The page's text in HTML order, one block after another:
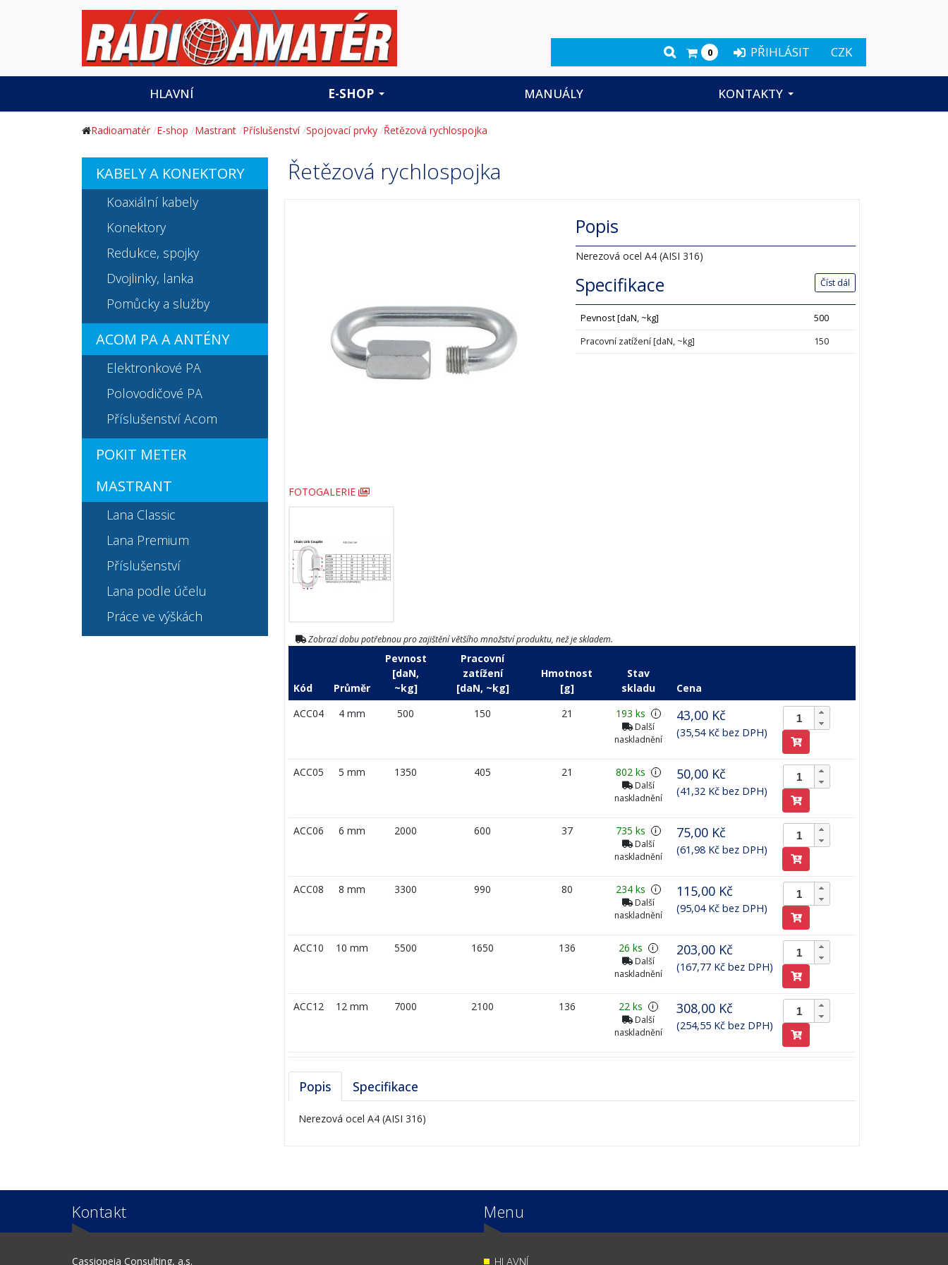
CZK
PŘIHLÁSIT
0
HLAVNÍ E-SHOP MANUÁLY KONTAKTY
Radioamatér E-shop Mastrant Příslušenství Spojovací prvky Řetězová rychlospojka
Řetězová rychlospojka
FOTOGALERIE
Popis
Nerezová ocel A4 (AISI 316)
Číst dál
Specifikace
Pevnost [daN, ~kg]
500
Pracovní zatížení [daN, ~kg]
150
Zobrazí dobu potřebnou pro zajištění většího množství produktu, než je skladem.
Kód Průměr
Pevnost
[daN,
~kg]
Pracovní
zatížení
[daN, ~kg]
Hmotnost
[g]
Stav
skladu
Cena
ACC04
4 mm 500 150 21 193 ks i
Další
naskladnění
43,00 Kč
(35,54 Kč bez DPH)
ACC05 5 mm 1350 405 21 802 ks i
Další
naskladnění
50,00 Kč
(41,32 Kč bez DPH)
ACC06 6 mm 2000 600 37 735 ks i
Další
naskladnění
75,00 Kč
(61,98 Kč bez DPH)
ACC08 8 mm 3300 990 80 234 ks i
Další
naskladnění
115,00 Kč
(95,04 Kč bez DPH)
ACC10 10 mm 5500 1650 136 26 ks i
Další
naskladnění
203,00 Kč
(167,77 Kč bez DPH)
ACC12 12 mm 7000 2100 136 22 ks i
Další
naskladnění
308,00 Kč
(254,55 Kč bez DPH)
Popis Specifikace
Nerezová ocel A4 (AISI 316)
KABELY A KONEKTORY
Koaxiální kabely
Konektory
Redukce, spojky
Dvojlinky, lanka
Pomůcky a služby
ACOM PA A ANTÉNY
Elektronkové PA
Polovodičové PA
Příslušenství Acom
POKIT METER
MASTRANT
Lana Classic
Lana Premium
Příslušenství
Lana podle účelu
Práce ve výškách
Kontakt
Cassiopeia Consulting, a.s.
Menu
HLAVNÍ